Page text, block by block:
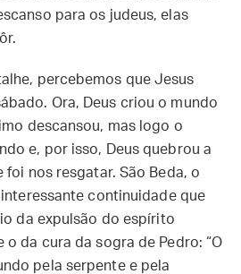
para os judeus, elas
percebemos que Jesus
Ora, Deus criou o mundo
descansou, mas logo o
e, por isso, Deus quebrou a
nos resgatar. São Beda, o
continuidade que
da expulsão do espírito
o da cura da sogra de Pedro: “O
pela serpente e pela